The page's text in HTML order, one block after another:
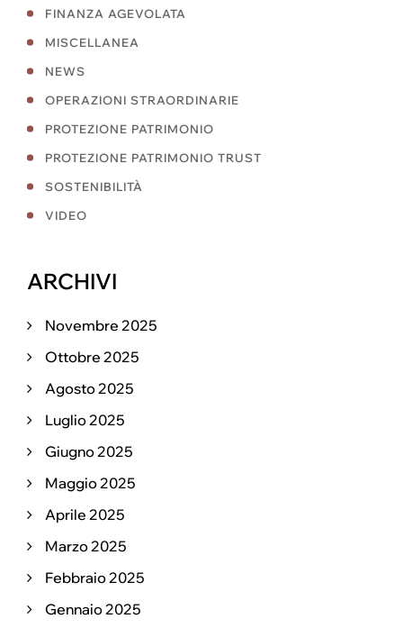
FINANZA AGEVOLATA
MISCELLANEA
NEWS
OPERAZIONI STRAORDINARIE
PROTEZIONE PATRIMONIO
PROTEZIONE PATRIMONIO TRUST
SOSTENIBILITÀ
VIDEO
ARCHIVI
Novembre 2025
Ottobre 2025
Agosto 2025
Luglio 2025
Giugno 2025
Maggio 2025
Aprile 2025
Marzo 2025
Febbraio 2025
Gennaio 2025